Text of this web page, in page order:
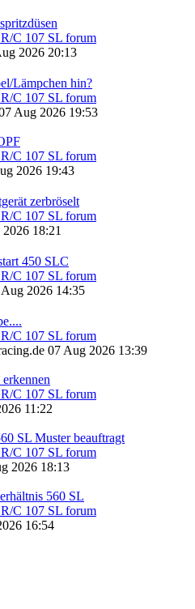
C 107 SL forum
2026 20:13
Lämpchen hin?
C 107 SL forum
Aug 2026 19:53
C 107 SL forum
2026 19:43
zerbröselt
C 107 SL forum
18:21
450 SLC
C 107 SL forum
2026 14:35
C 107 SL forum
07 Aug 2026 13:39
C 107 SL forum
11:22
SL Muster beauftragt
C 107 SL forum
2026 18:13
560 SL
C 107 SL forum
16:54